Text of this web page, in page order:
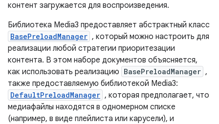
контент загружается для воспроизведения.
Библиотека Media3 предоставляет абстрактный класс
BasePreloadManager , который можно настроить для
реализации любой стратегии приоритезации
контента. В этом наборе документов объясняется,
как использовать реализацию BasePreloadManager ,
также предоставляемую библиотекой Media3:
DefaultPreloadManager , которая предполагает, что
медиафайлы находятся в одномерном списке
(например, в виде плейлиста или карусели), и